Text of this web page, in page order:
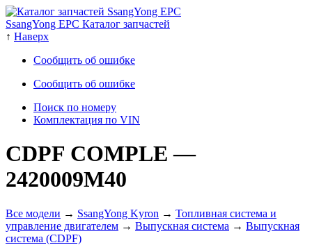
SsangYong EPC Каталог запчастей
↑ Наверх
Сообщить об ошибке
Сообщить об ошибке
Поиск по номеру
Комплектация по VIN
CDPF COMPLE—
2420009M40
Все модели → SsangYong Kyron → Топливная система и
управление двигателем → Выпускная система → Выпускная
система (CDPF)